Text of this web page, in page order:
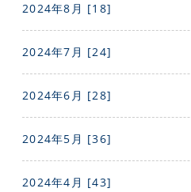
2024年8月 [18]
2024年7月 [24]
2024年6月 [28]
2024年5月 [36]
2024年4月 [43]